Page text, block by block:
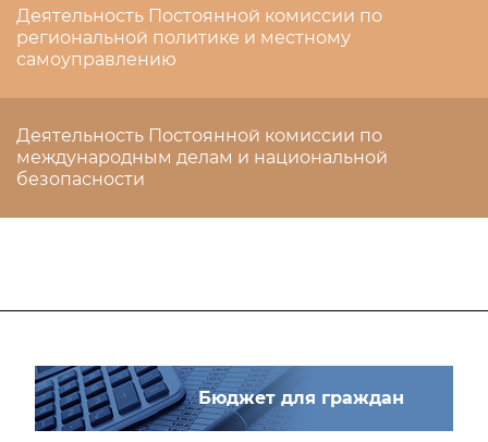
Деятельность Постоянной комиссии по
региональной политике и местному
самоуправлению
Деятельность Постоянной комиссии по
международным делам и национальной
безопасности
Бюджет для граждан